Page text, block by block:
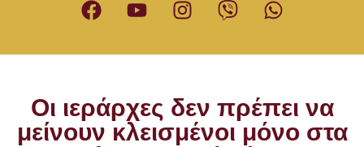
Οι ιεράρχες δεν πρέπει να
μείνουν κλεισμένοι μόνο στα